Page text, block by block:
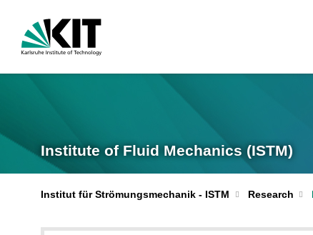
Institute of Fluid Mechanics (ISTM)
Institut für Strömungsmechanik - ISTM Research